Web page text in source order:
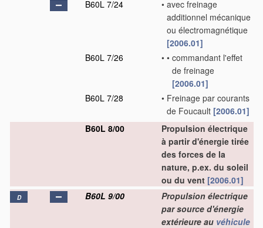
B60L 7/24
• avec freinage
additionnel mécanique
ou électromagnétique
[2006.01]
B60L 7/26
• • commandant l'effet
de freinage
[2006.01]
B60L 7/28
• Freinage par courants
de Foucault [2006.01]
B60L 8/00
Propulsion électrique
à partir d'énergie tirée
des forces de la
nature, p.ex. du soleil
ou du vent [2006.01]
D B60L 9/00
Propulsion électrique
par source d'énergie
extérieure au véhicule